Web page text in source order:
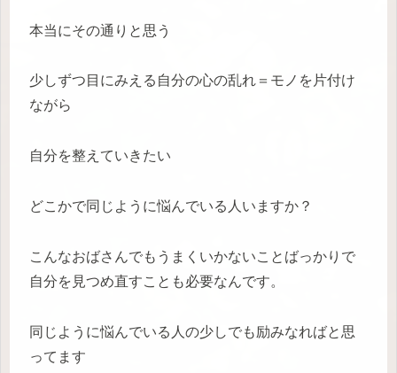
本当にその通りと思う
少しずつ目にみえる自分の心の乱れ＝モノを片付け
ながら
自分を整えていきたい
どこかで同じように悩んでいる人いますか？
こんなおばさんでもうまくいかないことばっかりで
自分を見つめ直すことも必要なんです。
同じように悩んでいる人の少しでも励みなればと思
ってます